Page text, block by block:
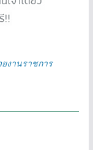
งานราชการ